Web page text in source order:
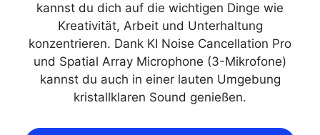
kannst du dich auf die wichtigen Dinge wie
Kreativität, Arbeit und Unterhaltung
konzentrieren. Dank KI Noise Cancellation Pro
und Spatial Array Microphone (3-Mikrofone)
kannst du auch in einer lauten Umgebung
kristallklaren Sound genießen.